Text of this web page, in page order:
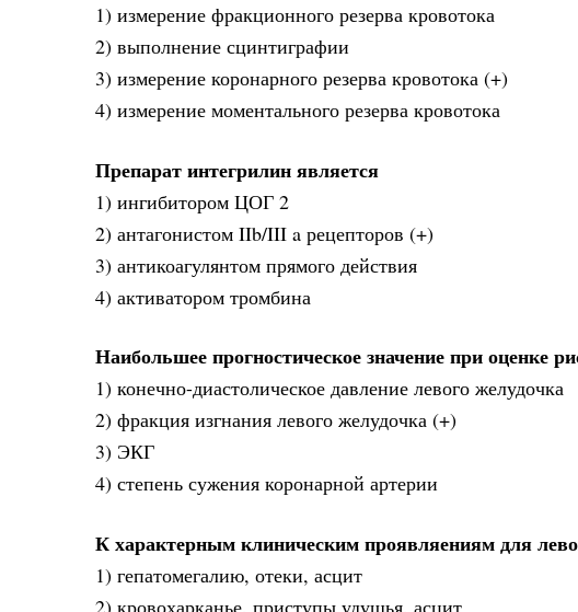
1) измерение фракционного резерва кровотока
2) выполнение сцинтиграфии
3) измерение коронарного резерва кровотока (+)
4) измерение моментального резерва кровотока
Препарат интегрилин является
1) ингибитором ЦОГ 2
2) антагонистом IIb/III a рецепторов (+)
3) антикоагулянтом прямого действия
4) активатором тромбина
Наибольшее прогностическое значение при оценке
1) конечно-диастолическое давление левого желудочка
2) фракция изгнания левого желудочка (+)
3) ЭКГ
4) степень сужения коронарной артерии
К характерным клиническим проявляениям для
1) гепатомегалию, отеки, асцит
2) кровохарканье, приступы удушья, асцит